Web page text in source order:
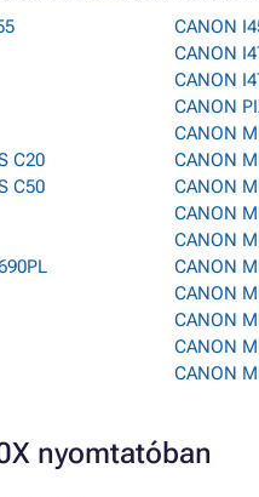
C20
C50
CANON
CANON
CANON
CANON
CANON
CANON
CANON
CANON
CANON
CANON
CANON
CANON
CANON
CANON
nyomtatóban